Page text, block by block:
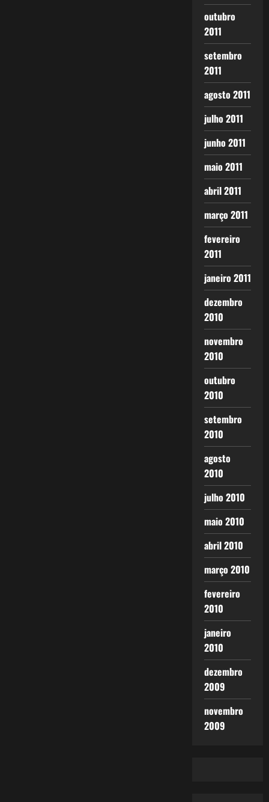
outubro
2011
setembro
2011
agosto 2011
julho 2011
junho 2011
maio 2011
abril 2011
março 2011
fevereiro
2011
janeiro 2011
dezembro
2010
novembro
2010
outubro
2010
setembro
2010
agosto
2010
julho 2010
maio 2010
abril 2010
março 2010
fevereiro
2010
janeiro
2010
dezembro
2009
novembro
2009